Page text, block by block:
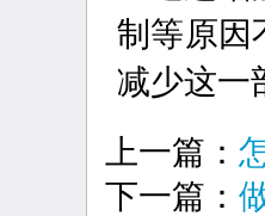
制等原因
减少这一
上一篇：
下一篇：